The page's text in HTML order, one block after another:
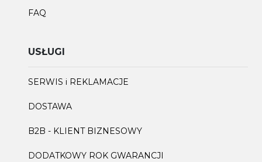
FAQ
USŁUGI
SERWIS i REKLAMACJE
DOSTAWA
B2B - KLIENT BIZNESOWY
DODATKOWY ROK GWARANCJI